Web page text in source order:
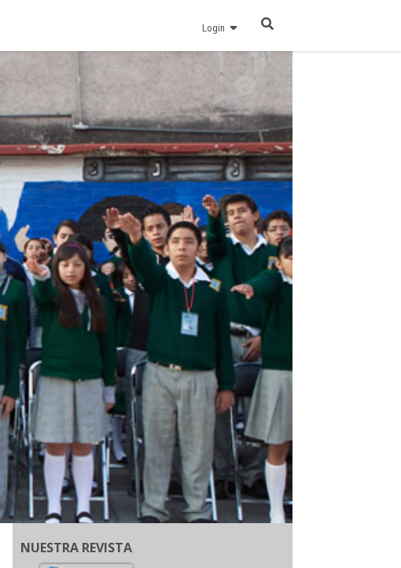
Login
NUESTRA REVISTA